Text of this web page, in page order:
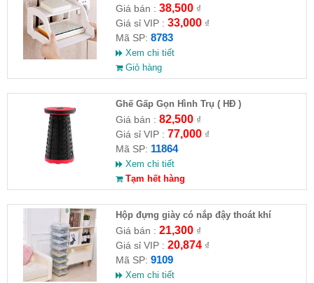
HĐ )
Giá bán : 38,500₫
Giá sỉ VIP : 33,000₫
Mã SP: 8783
Xem chi tiết
Giỏ hàng
Ghế Gấp Gọn Hình Trụ ( HĐ )
Giá bán : 82,500₫
Giá sỉ VIP : 77,000₫
Mã SP: 11864
Xem chi tiết
Tạm hết hàng
Hộp đựng giày có nắp đậy thoát khí
Giá bán : 21,300₫
Giá sỉ VIP : 20,874₫
Mã SP: 9109
Xem chi tiết